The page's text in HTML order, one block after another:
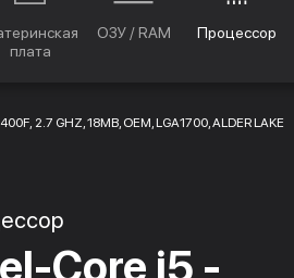
плата
ОЗУ / RAM Процессор
2.7 GHZ, 18MB, OEM, LGA1700, ALDER LAKE
Core i5 -